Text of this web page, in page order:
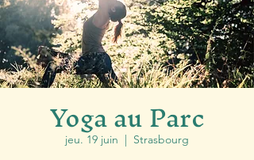
Yoga au Parc
jeu. 19 juin
Strasbourg